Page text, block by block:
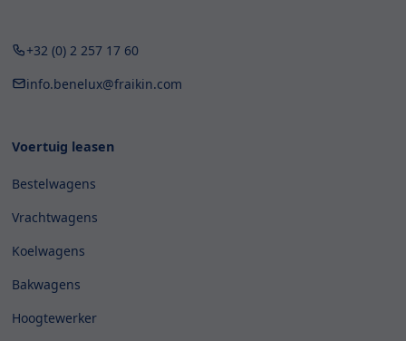
+32 (0) 2 257 17 60
info.benelux@fraikin.com
Voertuig leasen
Bestelwagens
Vrachtwagens
Koelwagens
Bakwagens
Hoogtewerker